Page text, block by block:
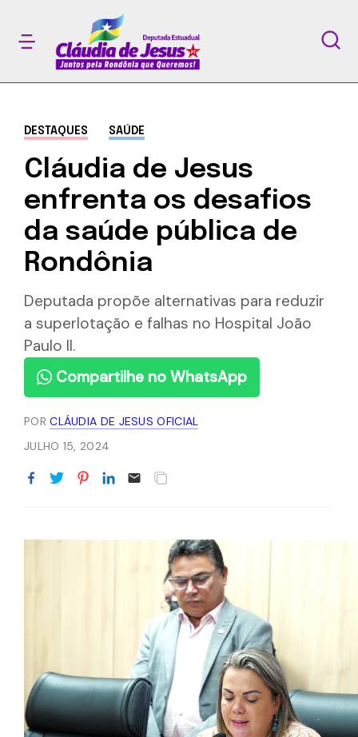
DESTAQUES SAÚDE
Cláudia de Jesus
enfrenta os desafios
da saúde pública de
Rondônia
Deputada propõe alternativas para reduzir
a superlotação e falhas no Hospital João
Paulo II.
Compartilhe no WhatsApp
PORCLÁUDIA DE JESUS OFICIAL
JULHO 15, 2024